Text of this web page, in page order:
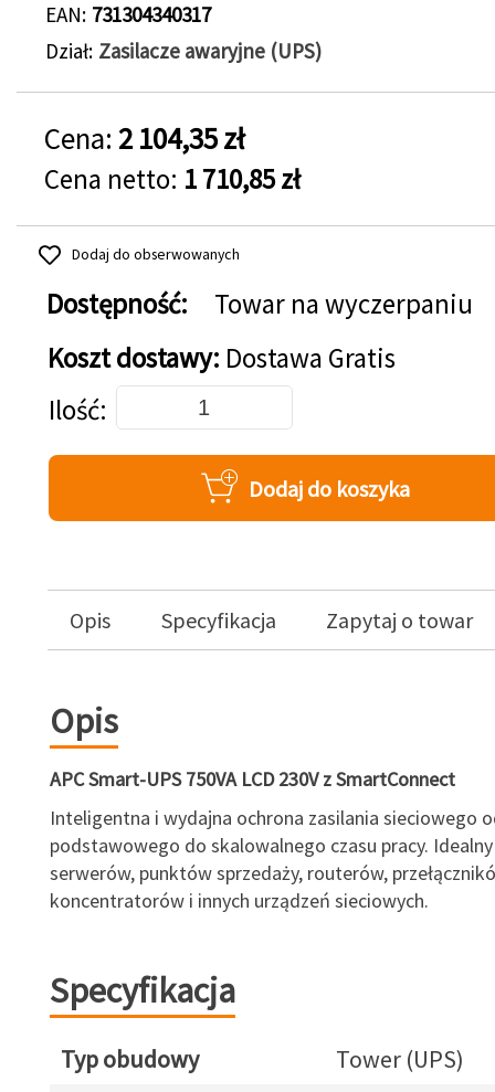
EAN 731304340317
Dział Zasilacze awaryjne (UPS)
Cena: 2 104,35 zł
Cena netto: 1 710,85 zł
Dodaj do obserwowanych
Dostępność:
Towar na wyczerpaniu
Koszt dostawy: Dostawa Gratis
Dodaj do koszyka
Ilość
Dodaj do koszyka
Opis Specyfikacja Zapytaj o towar
Opis
APC Smart-UPS 750VA LCD 230V z SmartConnect
Inteligentna i wydajna ochrona zasilania sieciowego
podstawowego do skalowalnego czasu pracy. Idealny
serwerów, punktów sprzedaży, routerów,
koncentratorów i innych urządzeń sieciowych.
Specyfikacja
Typ obudowy
Tower (UPS)